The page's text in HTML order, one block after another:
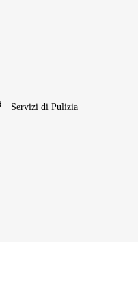
Servizi di Pulizia